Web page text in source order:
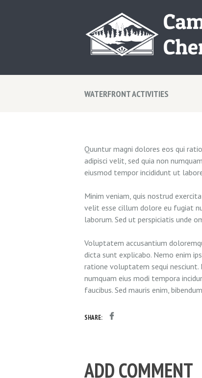
WATERFRONT ACTIVITIES
Quuntur magni dolores eos qui
adipisci velit, sed quia non
eiusmod tempor incididunt ut
Minim veniam, quis nostrud
velit esse cillum dolore eu fugiat
laborum. Sed ut perspiciatis unde
Voluptatem accusantium
dicta sunt explicabo. Nemo enim
ratione voluptatem sequi nesciunt.
numquam eius modi tempora
faucibus. Sed mauris enim,
SHARE:
ADD COMMENT